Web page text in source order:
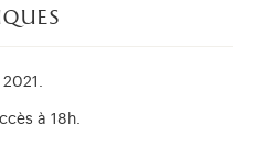
à 18h.